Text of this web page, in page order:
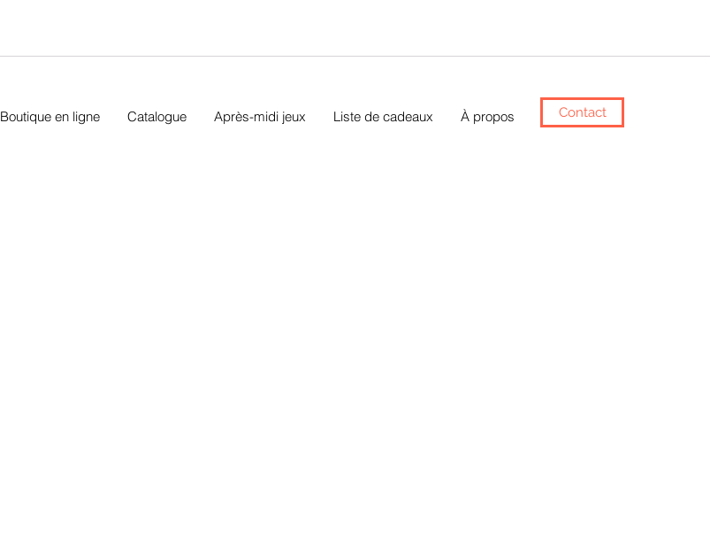
Boutique en ligne Catalogue Après-midi jeux Liste de cadeaux À propos Contact